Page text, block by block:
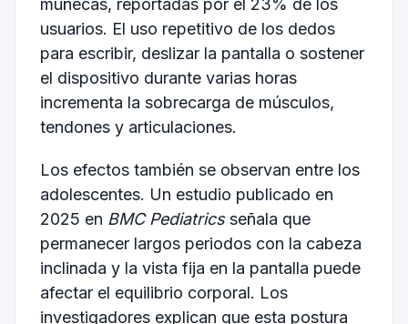
muñecas, reportadas por el 23% de los
usuarios. El uso repetitivo de los dedos
para escribir, deslizar la pantalla o sostener
el dispositivo durante varias horas
incrementa la sobrecarga de músculos,
tendones y articulaciones.
Los efectos también se observan entre los
adolescentes. Un estudio publicado en
2025 en BMC Pediatricsseñala que
permanecer largos periodos con la cabeza
inclinada y la vista fija en la pantalla puede
afectar el equilibrio corporal. Los
investigadores explican que esta postura